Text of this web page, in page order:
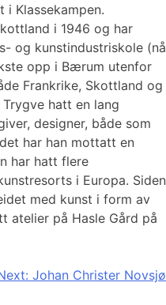
i Klassekampen.
i 1946 og har
og kunstindustriskole (nå
opp i Bærum utenfor
Frankrike, Skottland og
hatt en lang
designer, både som
har han mottatt en
har hatt flere
i Europa. Siden
med kunst i form av
atelier på Hasle Gård på
Johan Christer Novsjø